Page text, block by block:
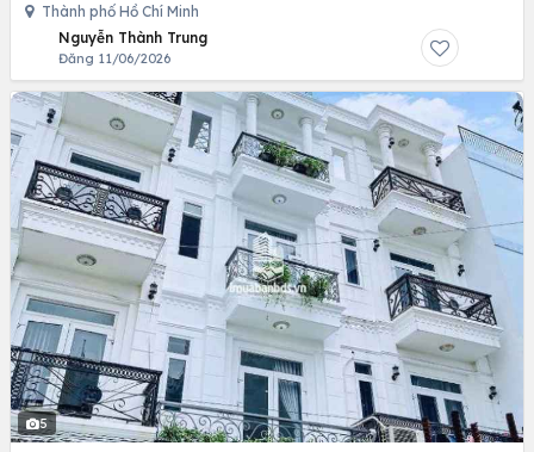
Thành phố Hồ Chí Minh
Nguyễn Thành Trung
Đăng 11/06/2026
5